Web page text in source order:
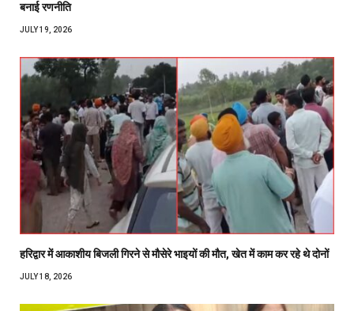
बनाई रणनीति
JULY 19, 2026
हरिद्वार में आकाशीय बिजली गिरने से मौसेरे भाइयों की मौत, खेत में काम कर रहे थे दोनों
JULY 18, 2026